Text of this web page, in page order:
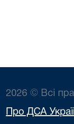
2026 © Всі
Про ДСА